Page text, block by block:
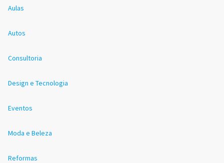
Aulas
Autos
Consultoria
Design e Tecnologia
Eventos
Moda e Beleza
Reformas